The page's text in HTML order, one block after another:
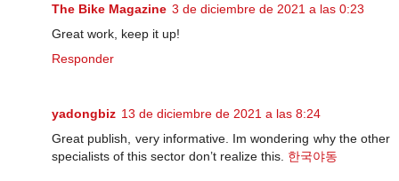
The Bike Magazine 3 de diciembre de 2021 a las 0:23
Great work, keep it up!
Responder
yadongbiz 13 de diciembre de 2021 a las 8:24
Great publish, very informative. Im wondering why the other
specialists of this sector don’t realize this. 한국야동